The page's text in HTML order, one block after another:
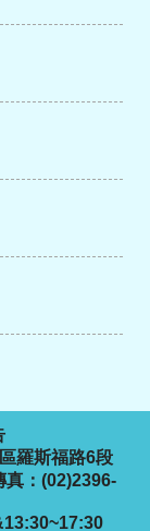
羅斯福路6段
：(02)2396-